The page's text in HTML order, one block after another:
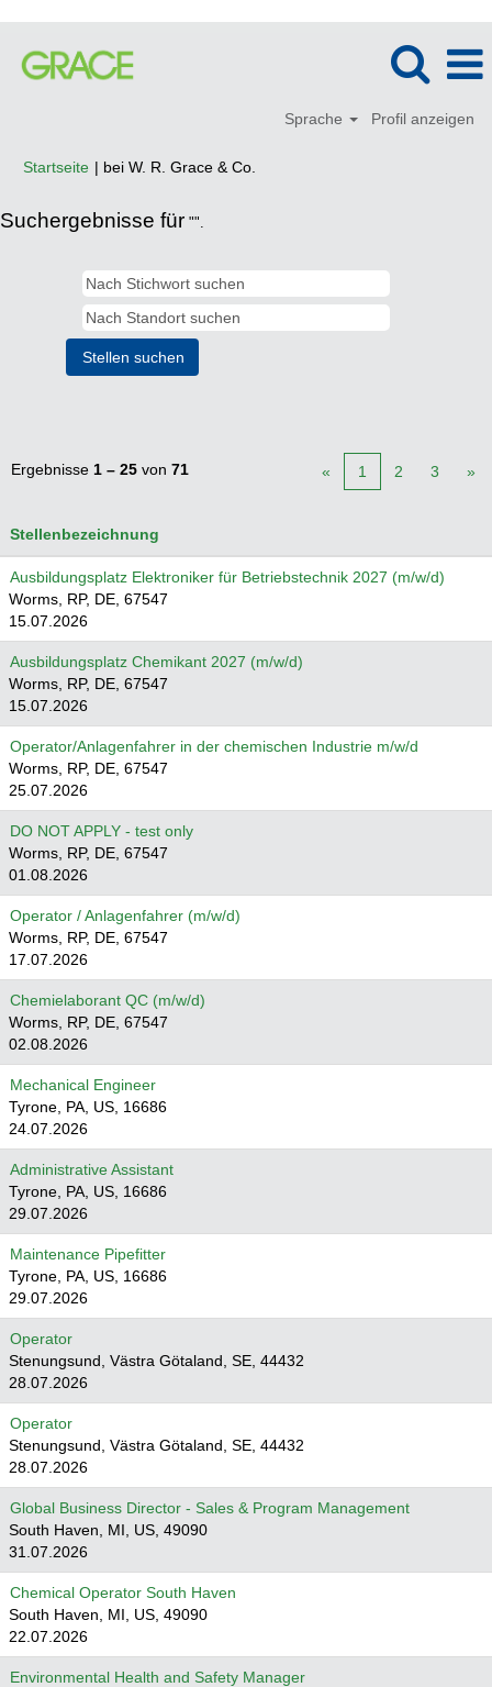
Sprache Profil anzeigen
Startseite | bei W. R. Grace & Co.
Suchergebnisse für "".
Ergebnisse 1 – 25 von 71 « 1 2 3 »
Stellenbezeichnung
Ausbildungsplatz Elektroniker für Betriebstechnik 2027 (m/w/d)
Worms, RP, DE, 67547
15.07.2026
Ausbildungsplatz Chemikant 2027 (m/w/d)
Worms, RP, DE, 67547
15.07.2026
Operator/Anlagenfahrer in der chemischen Industrie m/w/d
Worms, RP, DE, 67547
25.07.2026
DO NOT APPLY - test only
Worms, RP, DE, 67547
01.08.2026
Operator / Anlagenfahrer (m/w/d)
Worms, RP, DE, 67547
17.07.2026
Chemielaborant QC (m/w/d)
Worms, RP, DE, 67547
02.08.2026
Mechanical Engineer
Tyrone, PA, US, 16686
24.07.2026
Administrative Assistant
Tyrone, PA, US, 16686
29.07.2026
Maintenance Pipefitter
Tyrone, PA, US, 16686
29.07.2026
Operator
Stenungsund, Västra Götaland, SE, 44432
28.07.2026
Operator
Stenungsund, Västra Götaland, SE, 44432
28.07.2026
Global Business Director - Sales & Program Management
South Haven, MI, US, 49090
31.07.2026
Chemical Operator South Haven
South Haven, MI, US, 49090
22.07.2026
Environmental Health and Safety Manager